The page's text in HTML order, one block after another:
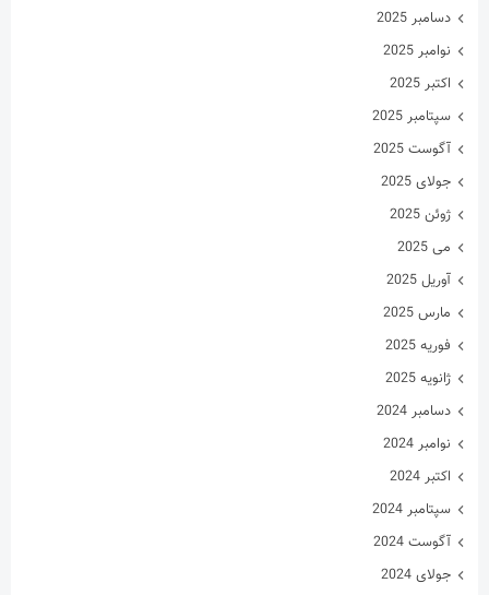
دسامبر 2025
نوامبر 2025
اکتبر 2025
سپتامبر 2025
آگوست 2025
جولای 2025
ژوئن 2025
می 2025
آوریل 2025
مارس 2025
فوریه 2025
ژانویه 2025
دسامبر 2024
نوامبر 2024
اکتبر 2024
سپتامبر 2024
آگوست 2024
جولای 2024